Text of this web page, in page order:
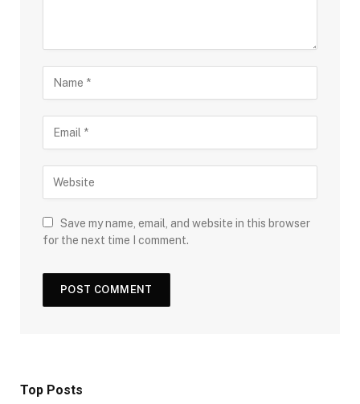
Save my name, email, and website in this browser
for the next time I comment.
Top Posts